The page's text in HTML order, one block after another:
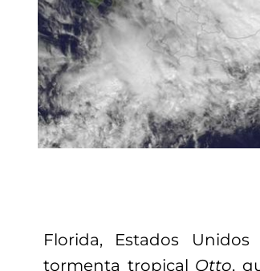
Florida, Estados
tormenta tropical Otto,